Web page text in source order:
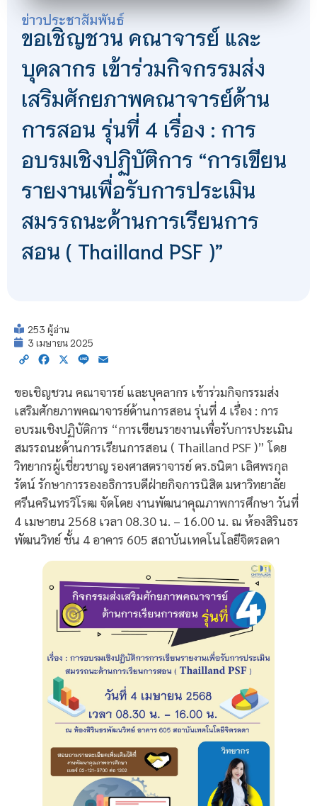
ข่าวประชาสัมพันธ์
ขอเชิญชวน คณาจารย์ และ
บุคลากร เข้าร่วมกิจกรรมส่ง
เสริมศักยภาพคณาจารย์ด้าน
การสอน รุ่นที่ 4 เรื่อง : การ
อบรมเชิงปฏิบัติการ “การเขียน
รายงานเพื่อรับการประเมิน
สมรรถนะด้านการเรียนการ
สอน ( Thailland PSF )”
253 ผู้อ่าน
3 เมษายน 2025
Copy Facebook
X Line
ขอเชิญชวน คณาจารย์ และบุคลากร เข้าร่วมกิจกรรมส่ง
เสริมศักยภาพคณาจารย์ด้านการสอน รุ่นที่ 4 เรื่อง : การ
อบรมเชิงปฏิบัติการ “การเขียนรายงานเพื่อรับการประเมิน
สมรรถนะด้านการเรียนการสอน ( Thailland PSF )” โดย
วิทยากรผู้เชี่ยวชาญ รองศาสตราจารย์ ดร.ธนิตา เลิศพรกุล
รัตน์ รักษาการรองอธิการบดีฝ่ายกิจการนิสิต มหาวิทยาลัย
ศรีนครินทรวิโรฒ จัดโดย งานพัฒนาคุณภาพการศึกษา วันที่
4 เมษายน 2568 เวลา 08.30 น. – 16.00 น. ณ ห้องสิรินธร
พัฒนวิทย์ ชั้น 4 อาคาร 605 สถาบันเทคโนโลยีจิตรลดา